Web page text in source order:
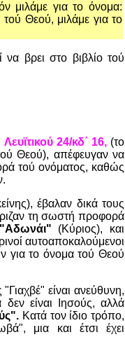
μιλάμε για το όνομα:
Θεού, μιλάμε για το
βρει στο βιβλίο τού
Λευϊτικού 24/κδ΄ 16,(το
Θεού), απέφευγαν να
τού ονόματος, καθώς
έβαλαν δικά τους
τη σωστή προφορά
"Αδωνάι" (Κύριος), και
αυτοαποκαλούμενοι
για το όνομα τού Θεού
είναι ανεύθυνη,
είναι Ιησούς, αλλά
Κατά τον ίδιο τρόπο,
μια και έτσι έχει